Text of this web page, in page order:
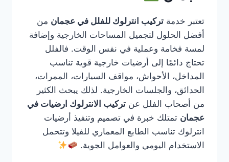
تعتبر خدمة تركيب انترلوك للفلل في عجمان من
أفضل الحلول لتجميل المساحات الخارجية وإضافة
لمسة فخامة وعملية في نفس الوقت. فالفلل
تحتاج دائمًا إلى أرضيات خارجية قوية تناسب
المداخل، الأحواش، مواقف السيارات، الممرات،
الحدائق، والجلسات الخارجية. لذلك يبحث الكثير
من أصحاب الفلل عن تركيب الانترلوك ارضيات في
عجمان تمتلك خبرة في تصميم وتنفيذ أرضيات
انترلوك تناسب الطابع المعماري للفيلا وتتحمل
الاستخدام اليومي والعوامل الجوية.